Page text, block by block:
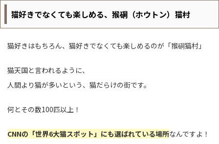
猫好きでなくても楽しめる、猴硐（ホウトン）猫村
猫好きはもちろん、猫好きでなくても楽しめるのが「猴硐猫村」
猫天国と言われるように、
人間より猫が多いという、猫だらけの街です。
何とその数100匹以上！
CNNの「世界6大猫スポット」にも選ばれている場所なんですよ！